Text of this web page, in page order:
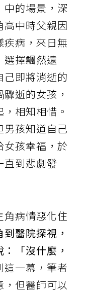
中的場景，深
高中時父親因
疾病，來日無
選擇飄然遠
己即將消逝的
逝的女孩，
相知相惜。
男孩知道自己
女孩幸福，於
直到悲劇發
角病情惡化住
醫院探視，
「沒什麼，
這一幕，筆者
但醫師可以